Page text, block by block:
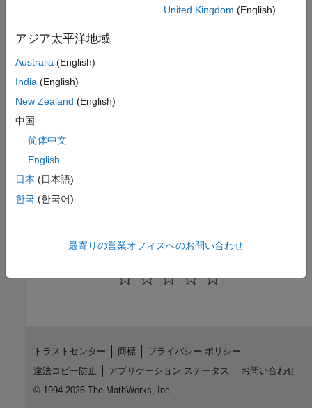
You cannot set this parameter from the MATLAB®command
Version History
Introduced in R2022a
See Also
Blocks
Modbus TCP/IP Client Read
Modbus TCP/IP Server Read
Topics
United Kingdom (English)
アジア太平洋地域
Australia (English)
India (English)
New Zealand (English)
中国
简体中文
English
日本 (日本語)
한국 (한국어)
最寄りの営業オフィスへのお問い合わせ
トラストセンター 商標
プライバシー ポリシー
違法コピー防止
アプリケーション ステータス
お問い合わせ
© 1994-2026 The MathWorks, Inc.